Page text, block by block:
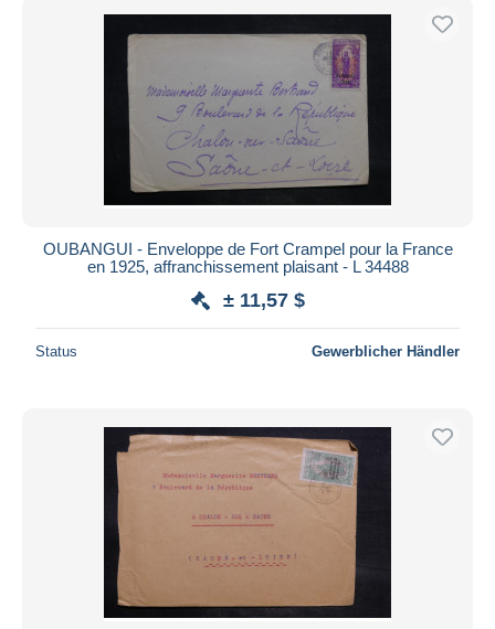
OUBANGUI - Enveloppe de Fort Crampel pour la France
en 1925, affranchissement plaisant - L 34488
± 11,57 $
Status Gewerblicher Händler